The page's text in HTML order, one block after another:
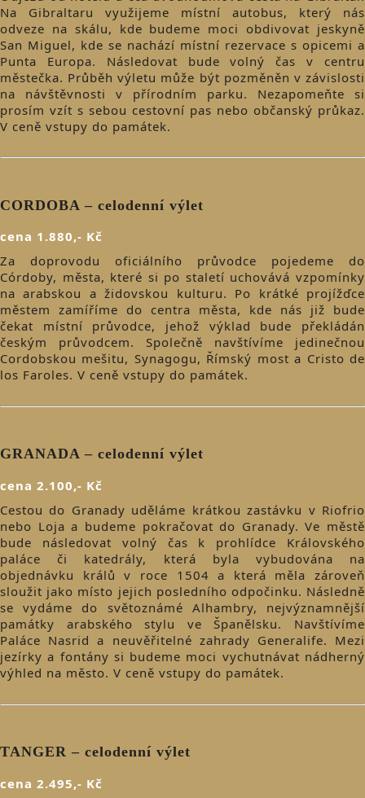
Na Gibraltaru využijeme místní autobus, který nás
odveze na skálu, kde budeme moci obdivovat jeskyně
San Miguel, kde se nachází místní rezervace s opicemi a
Punta Europa. Následovat bude volný čas v centru
městečka. Průběh výletu může být pozměněn v závislosti
na návštěvnosti v přírodním parku. Nezapomeňte si
prosím vzít s sebou cestovní pas nebo občanský průkaz.
V ceně vstupy do památek.
CORDOBA – celodenní výlet
cena 1.880,- Kč
Za doprovodu oficiálního průvodce pojedeme do
Córdoby, města, které si po staletí uchovává vzpomínky
na arabskou a židovskou kulturu. Po krátké projížďce
městem zamíříme do centra města, kde nás již bude
čekat místní průvodce, jehož výklad bude překládán
českým průvodcem. Společně navštívíme jedinečnou
Cordobskou mešitu, Synagogu, Římský most a Cristo de
los Faroles. V ceně vstupy do památek.
GRANADA – celodenní výlet
cena 2.100,- Kč
Cestou do Granady uděláme krátkou zastávku v Riofrio
nebo Loja a budeme pokračovat do Granady. Ve městě
bude následovat volný čas k prohlídce Královského
paláce či katedrály, která byla vybudována na
objednávku králů v roce 1504 a která měla zároveň
sloužit jako místo jejich posledního odpočinku. Následně
se vydáme do světoznámé Alhambry, nejvýznamnější
památky arabského stylu ve Španělsku. Navštívíme
Paláce Nasrid a neuvěřitelné zahrady Generalife. Mezi
jezírky a fontány si budeme moci vychutnávat nádherný
výhled na město. V ceně vstupy do památek.
TANGER – celodenní výlet
cena 2.495,- Kč